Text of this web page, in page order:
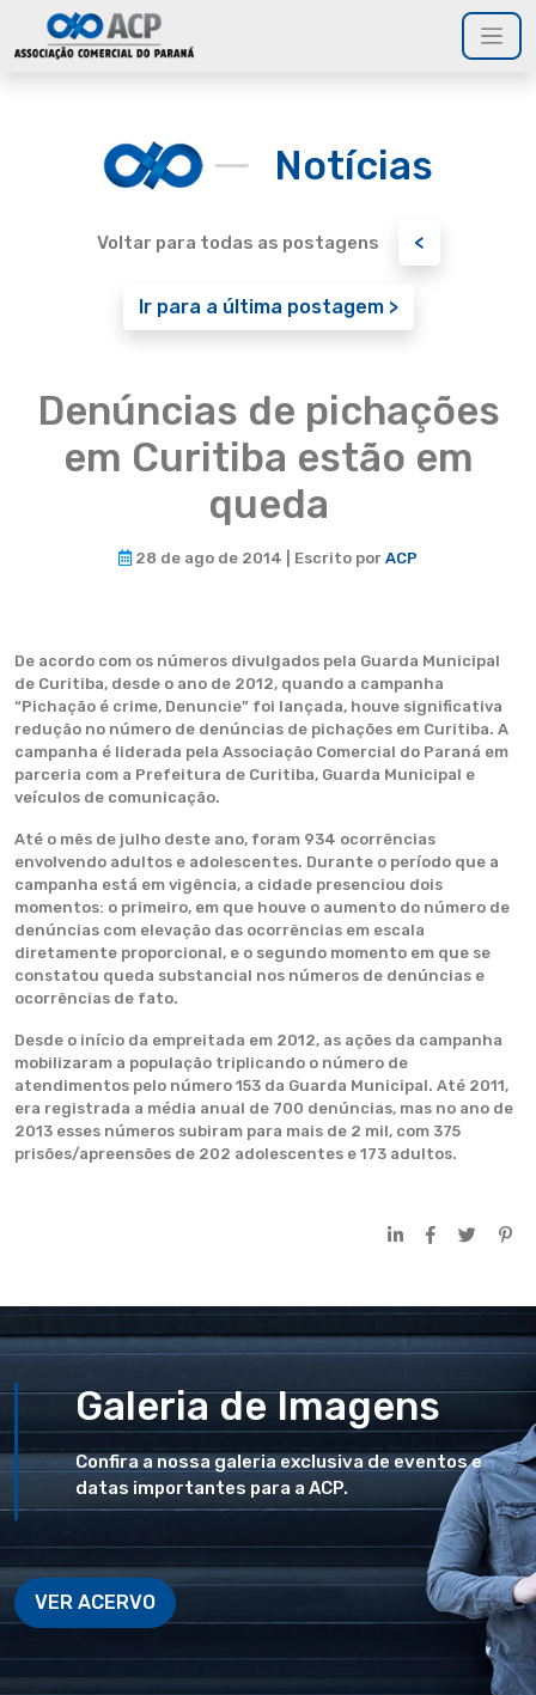
Notícias
Voltar para todas as postagens <
Ir para a última postagem >
Denúncias de pichações
em Curitiba estão em
queda
28 de ago de 2014 | Escrito por ACP
De acordo com os números divulgados pela Guarda Municipal
de Curitiba, desde o ano de 2012, quando a campanha
“Pichação é crime, Denuncie” foi lançada, houve significativa
redução no número de denúncias de pichações em Curitiba. A
campanha é liderada pela Associação Comercial do Paraná em
parceria com a Prefeitura de Curitiba, Guarda Municipal e
veículos de comunicação.
Até o mês de julho deste ano, foram 934 ocorrências
envolvendo adultos e adolescentes. Durante o período que a
campanha está em vigência, a cidade presenciou dois
momentos: o primeiro, em que houve o aumento do número de
denúncias com elevação das ocorrências em escala
diretamente proporcional, e o segundo momento em que se
constatou queda substancial nos números de denúncias e
ocorrências de fato.
Desde o início da empreitada em 2012, as ações da campanha
mobilizaram a população triplicando o número de
atendimentos pelo número 153 da Guarda Municipal. Até 2011,
era registrada a média anual de 700 denúncias, mas no ano de
2013 esses números subiram para mais de 2 mil, com 375
prisões/apreensões de 202 adolescentes e 173 adultos.
Galeria de Imagens
Confira a nossa galeria exclusiva de eventos e
datas importantes para a ACP.
VER ACERVO